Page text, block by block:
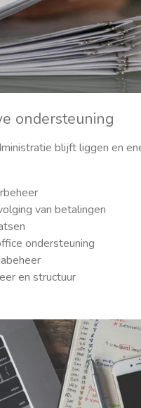
ondersteuning
blijft liggen en
van betalingen
ondersteuning
en structuur